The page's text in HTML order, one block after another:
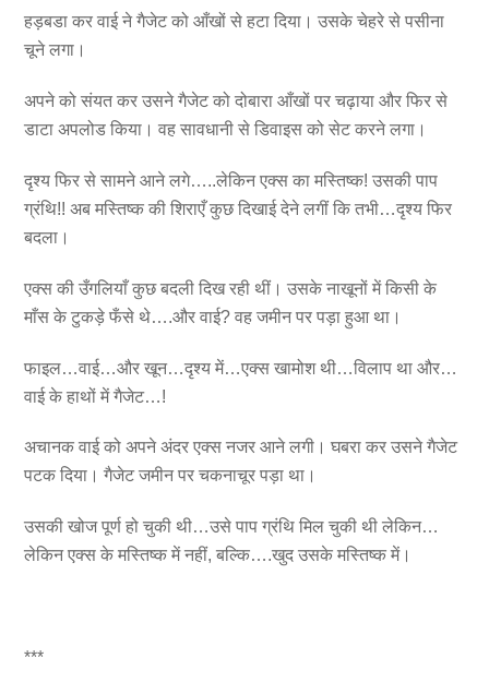
हड़बडा कर वाई ने गैजेट को आँखों से हटा दिया। उसके चेहरे से पसीना
चूने लगा।
अपने को संयत कर उसने गैजेट को दोबारा आँखों पर चढ़ाया और फिर से
डाटा अपलोड किया। वह सावधानी से डिवाइस को सेट करने लगा।
दृश्य फिर से सामने आने लगे…..लेकिन एक्स का मस्तिष्क! उसकी पाप
ग्रंथि!! अब मस्तिष्क की शिराएँ कुछ दिखाई देने लगीं कि तभी…दृश्य फिर
बदला।
एक्स की उँगलियाँ कुछ बदली दिख रही थीं। उसके नाखूनों में किसी के
माँस के टुकड़े फँसे थे….और वाई? वह जमीन पर पड़ा हुआ था।
फाइल…वाई…और खून…दृश्य में…एक्स खामोश थी…विलाप था और…
वाई के हाथों में गैजेट…!
अचानक वाई को अपने अंदर एक्स नजर आने लगी। घबरा कर उसने गैजेट
पटक दिया। गैजेट जमीन पर चकनाचूर पड़ा था।
उसकी खोज पूर्ण हो चुकी थी…उसे पाप ग्रंथि मिल चुकी थी लेकिन…
लेकिन एक्स के मस्तिष्क में नहीं, बल्कि….खुद उसके मस्तिष्क में।
***